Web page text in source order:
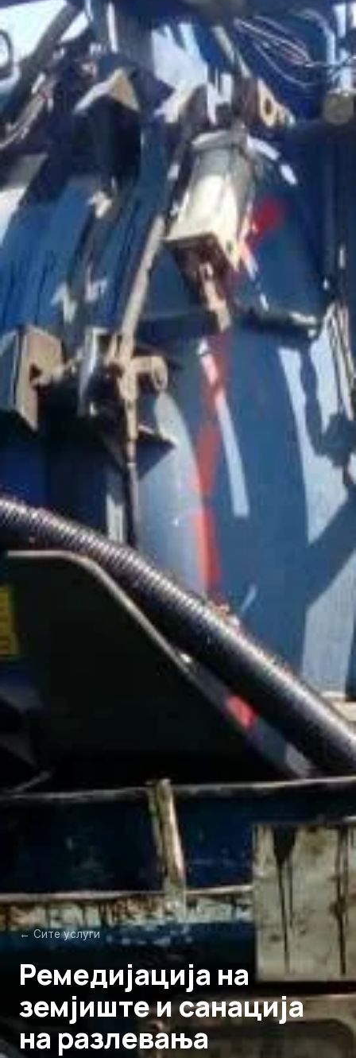
← Сите услуги
Ремедијација на
земјиште и санација
на разлевања